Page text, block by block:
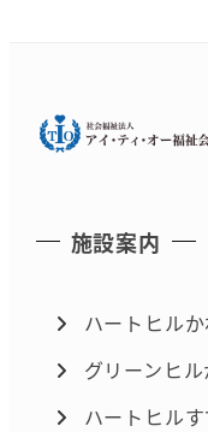
施設案内
ハートヒル
グリーンヒ
ハートヒル